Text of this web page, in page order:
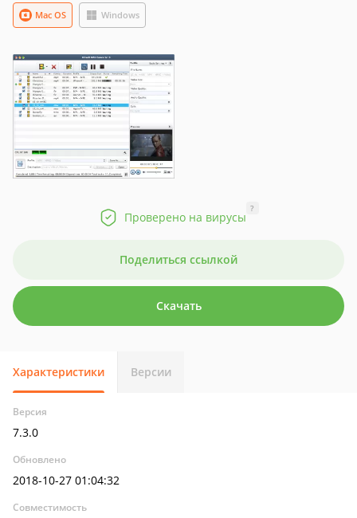
Mac OS Windows
Проверено на вирусы
?
Поделиться ссылкой
Скачать
Характеристики Версии
Версия
7.3.0
Обновлено
2018-10-27 01:04:32
Совместимость